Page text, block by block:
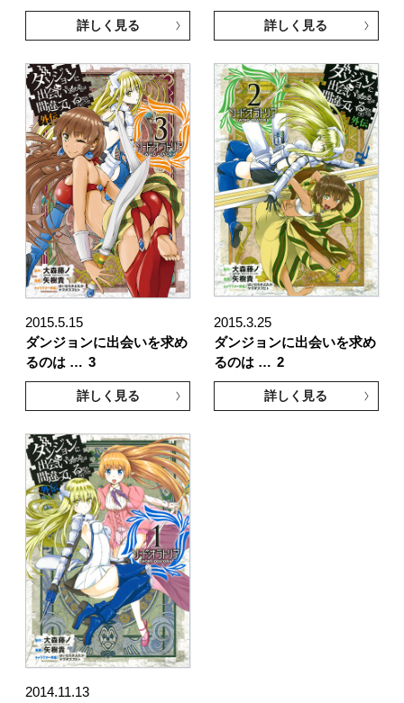
詳しく見る 詳しく見る
2015.5.15
ダンジョンに出会いを求め
るのは … 3
詳しく見る
2015.3.25
ダンジョンに出会いを求め
るのは … 2
詳しく見る
2014.11.13